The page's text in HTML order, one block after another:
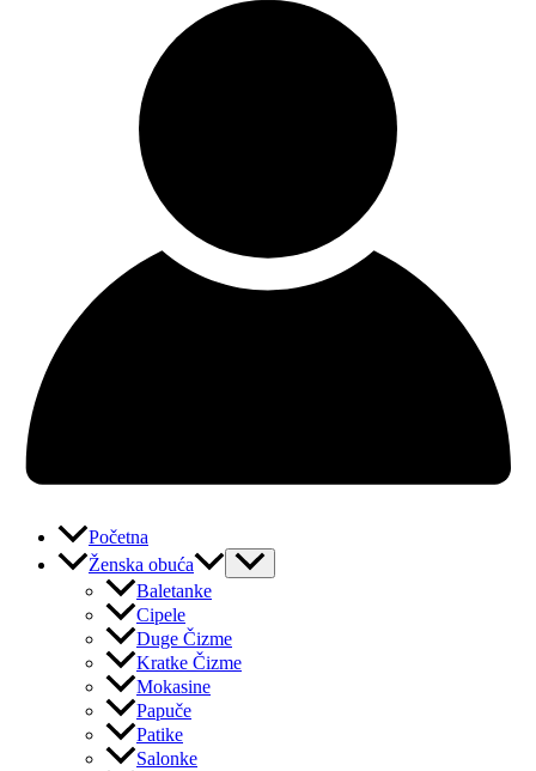
Početna
Ženska obuća
Baletanke
Cipele
Duge Čizme
Kratke Čizme
Mokasine
Papuče
Patike
Salonke